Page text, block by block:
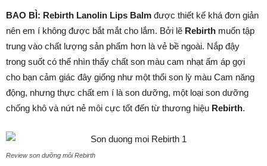
BAO BÌ: Rebirth Lanolin Lips Balm được thiết kế khá đơn giản
nên em í không được bắt mắt cho lắm. Bởi lẽ Rebirth muốn tập
trung vào chất lượng sản phẩm hơn là vẻ bề ngoài. Nắp đậy
trong suốt có thể nhìn thấy chất son màu cam nhạt ấm áp gợi
cho bạn cảm giác đây giống như một thổi son lỳ màu Cam năng
động, nhưng thực chất em í là son dưỡng, một loại son dưỡng
chống khô và nứt nẻ môi cực tốt đến từ thương hiệu Rebirth.
Review son dưỡng môi Rebirth